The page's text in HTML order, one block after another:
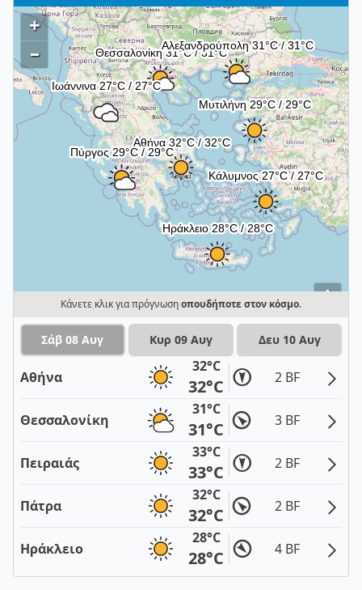
i
+
–
Κάνετε κλικ για πρόγνωσηοπουδήποτε στον κόσμο.
Σάβ 08 Αυγ Κυρ 09 Αυγ Δευ 10 Αυγ
Αθήνα
32°C
32°C 2 BF
Θεσσαλονίκη
31°C
31°C 3 BF
Πειραιάς
33°C
33°C 2 BF
Πάτρα
32°C
32°C 2 BF
Ηράκλειο
28°C
28°C 4 BF